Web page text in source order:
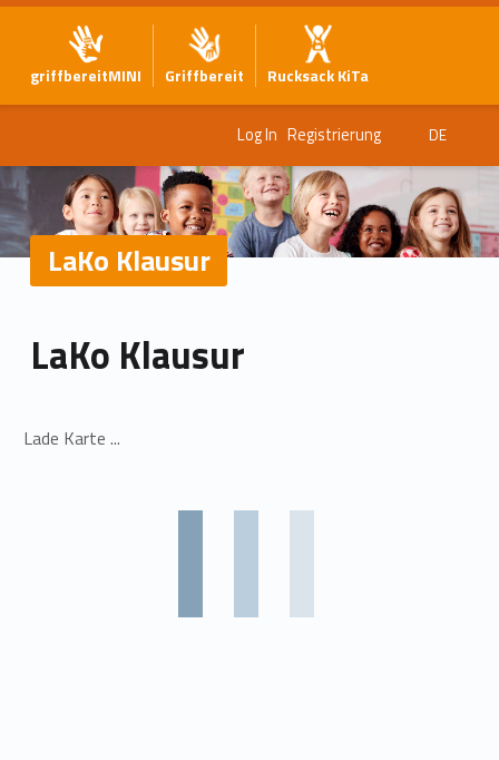
griffbereitMINI Griffbereit Rucksack KiTa
Log In Registrierung DE
LaKo Klausur
LaKo Klausur
Lade Karte ...